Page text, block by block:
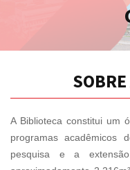
A Biblioteca constitui um
programas acadêmicos
pesquisa e a